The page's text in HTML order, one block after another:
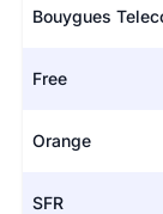
Bouygues
Free
Orange
SFR